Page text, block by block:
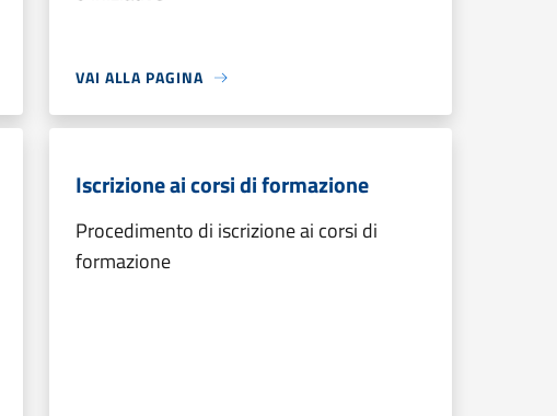
VAI ALLA PAGINA
Iscrizione ai corsi di formazione
Procedimento di iscrizione ai corsi di
formazione